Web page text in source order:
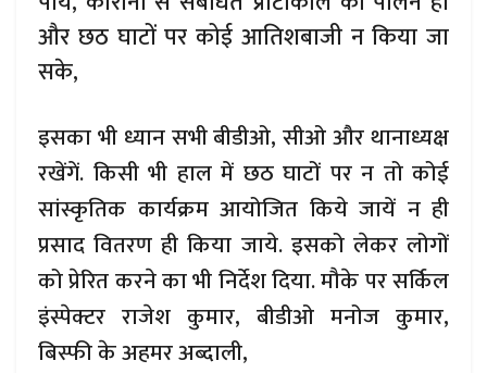
और छठ घाटों पर कोई आतिशबाजी न किया जा
सके,
इसका भी ध्यान सभी बीडीओ, सीओ और थानाध्यक्ष
रखेंगें. किसी भी हाल में छठ घाटों पर न तो कोई
सांस्कृतिक कार्यक्रम आयोजित किये जायें न ही
प्रसाद वितरण ही किया जाये. इसको लेकर लोगों
को प्रेरित करने का भी निर्देश दिया. मौके पर सर्किल
इंस्पेक्टर राजेश कुमार, बीडीओ मनोज कुमार,
बिस्फी के अहमर अब्दाली,